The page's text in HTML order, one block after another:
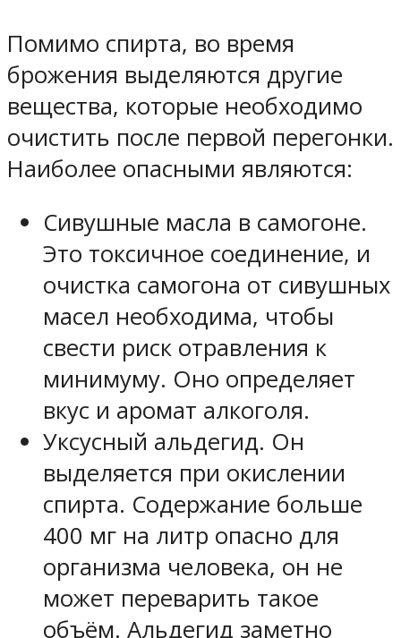
Помимо спирта, во время
брожения выделяются другие
вещества, которые необходимо
очистить после первой перегонки.
Наиболее опасными являются:
Сивушные масла в самогоне.
Это токсичное соединение, и
очистка самогона от сивушных
масел необходима, чтобы
свести риск отравления к
минимуму. Оно определяет
вкус и аромат алкоголя.
Уксусный альдегид. Он
выделяется при окислении
спирта. Содержание больше
400 мг на литр опасно для
организма человека, он не
может переварить такое
объём. Альдегид заметно